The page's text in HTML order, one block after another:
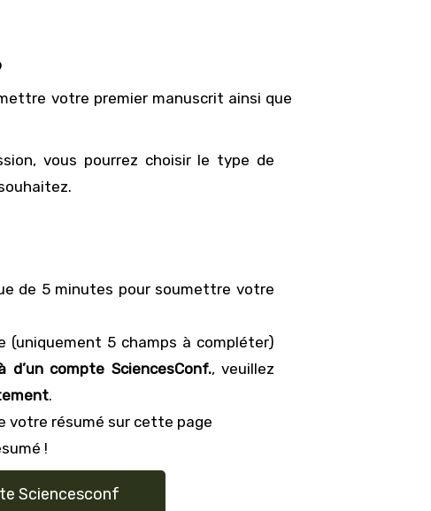
votre premier manuscrit ainsi que
vous pourrez choisir le type de
de 5 minutes pour soumettre votre
(uniquement 5 champs à compléter)
d’un compte SciencesConf., veuillez
.
votre résumé sur cette page
!
Sciencesconf